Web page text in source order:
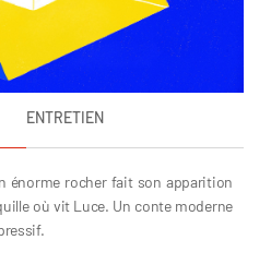
ENTRETIEN
énorme rocher fait son apparition
où vit Luce. Un conte moderne